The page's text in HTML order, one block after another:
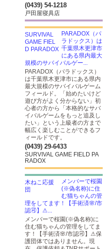
(0439) 54-1218
戸田屋寝具店
PARADOX（パ
ラドックス）は
千葉県木更津市
にある県内最大
規模のサバイバルゲー...
PARADOX（パラドックス）
は千葉県木更津市にある県内
最大規模のサバイバルゲーム
フィールド。「始めたいけど
遊び方がよく分からない」初
心者の方から「本格的なサバ
イバルゲームをもっと追及し
たい」という上級者の方まで
幅広く楽しむことができるフ
ィールドです。
(0439) 29-6433
SURVIVAL GAME FIELD PA
RADOX
メンバーで桜園
(※偽名称)に住
む猫ちゃんの管
理をしてます！【手術済🌸/市
認🉑】⚠...
メンバーで桜園(※偽名称)に
住む猫ちゃんの管理をしてま
す！【手術済🌸/市認🉑】⚠保
護団体ではありません。現